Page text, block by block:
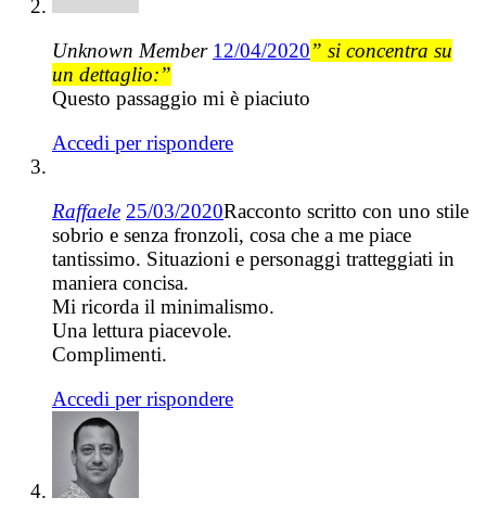
Unknown Member 12/04/2020” si concentra su
un dettaglio:”
Questo passaggio mi è piaciuto
Accedi per rispondere
Raffaele 25/03/2020Racconto scritto con uno stile
sobrio e senza fronzoli, cosa che a me piace
tantissimo. Situazioni e personaggi tratteggiati in
maniera concisa.
Mi ricorda il minimalismo.
Una lettura piacevole.
Complimenti.
Accedi per rispondere